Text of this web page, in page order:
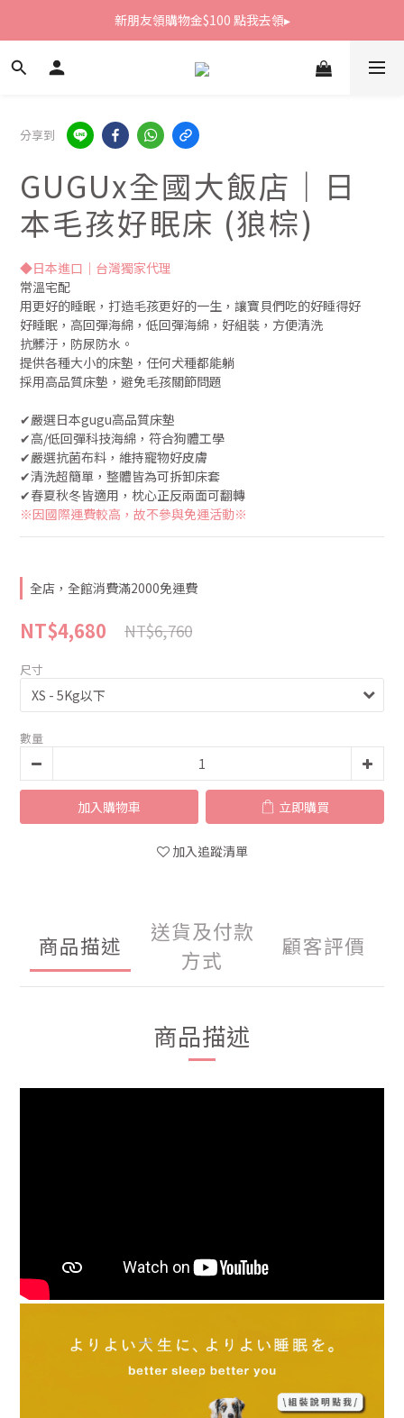
新朋友領購物金$100 點我去領▸
新朋友領購物金$100 點我去領▸
全館滿1800免運
分享到
GUGUx全國大飯店｜日
本毛孩好眠床 (狼棕)
◆日本進口｜台灣獨家代理
常溫宅配
用更好的睡眠，打造毛孩更好的一生，讓寶貝們吃的好睡得好
好睡眠，高回彈海綿，低回彈海綿，好組裝，方便清洗
抗髒汙，防尿防水。
提供各種大小的床墊，任何犬種都能躺
採用高品質床墊，避免毛孩關節問題
✔︎嚴選日本gugu高品質床墊
✔︎高/低回彈科技海綿，符合狗體工學
✔︎嚴選抗菌布料，維持寵物好皮膚
✔︎清洗超簡單，整體皆為可拆卸床套
✔︎春夏秋冬皆適用，枕心正反兩面可翻轉
※因國際運費較高，故不參與免運活動※
全店，全館消費滿2000免運費
NT$6,760
NT$4,680
尺寸
數量
加入購物車 立即購買
加入追蹤清單
商品描述
送貨及付款
方式
顧客評價
商品描述